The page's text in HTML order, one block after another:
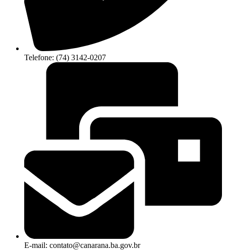
Telefone: (74) 3142-0207
E-mail: contato@canarana.ba.gov.br